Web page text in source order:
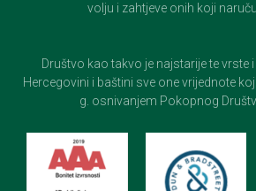
volju i zahtjeve onih koji
Društvo kao takvo je najstarije te vrste
Hercegovini i baštini sve one vrijednote
g. osnivanjem Pokopnog